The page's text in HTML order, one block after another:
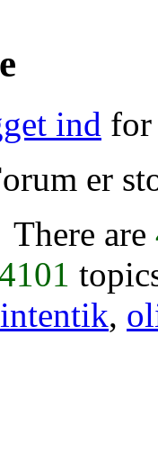
ind for
er
There are
,